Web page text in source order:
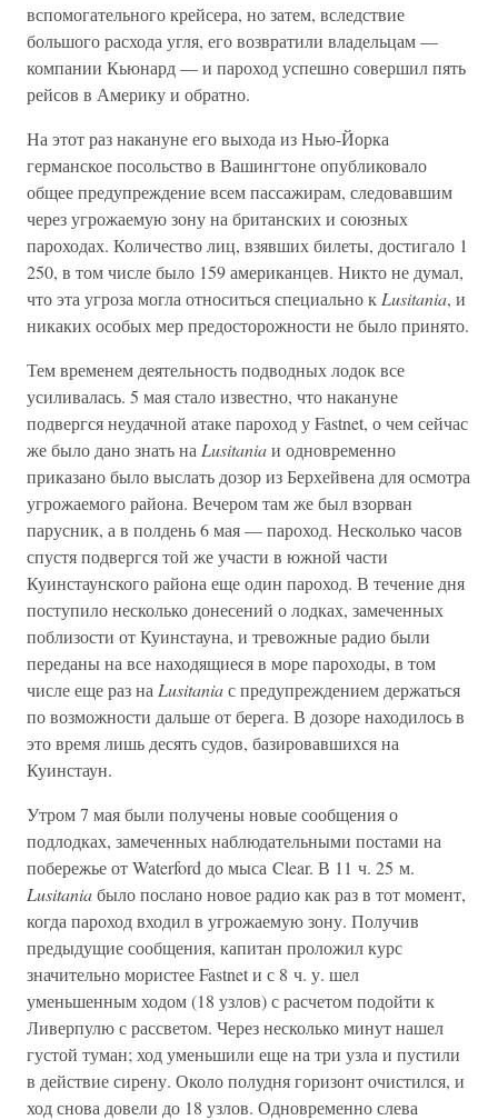
вспомогательного крейсера, но затем, вследствие
большого расхода угля, его возвратили владельцам —
компании Кьюнард — и пароход успешно совершил пять
рейсов в Америку и обратно.
На этот раз накануне его выхода из Нью-Йорка
германское посольство в Вашингтоне опубликовало
общее предупреждение всем пассажирам, следовавшим
через угрожаемую зону на британских и союзных
пароходах. Количество лиц, взявших билеты, достигало 1
250, в том числе было 159 американцев. Никто не думал,
что эта угроза могла относиться специально к Lusitania, и
никаких особых мер предосторожности не было принято.
Тем временем деятельность подводных лодок все
усиливалась. 5 мая стало известно, что накануне
подвергся неудачной атаке пароход у Fastnet, о чем сейчас
же было дано знать на Lusitaniaи одновременно
приказано было выслать дозор из Берхейвена для осмотра
угрожаемого района. Вечером там же был взорван
парусник, а в полдень 6 мая — пароход. Несколько часов
спустя подвергся той же участи в южной части
Куинстаунского района еще один пароход. В течение дня
поступило несколько донесений о лодках, замеченных
поблизости от Куинстауна, и тревожные радио были
переданы на все находящиеся в море пароходы, в том
числе еще раз на Lusitaniaс предупреждением держаться
по возможности дальше от берега. В дозоре находилось в
это время лишь десять судов, базировавшихся на
Куинстаун.
Утром 7 мая были получены новые сообщения о
подлодках, замеченных наблюдательными постами на
побережье от Waterford до мыса Clear. В 11 ч. 25 м.
Lusitaniaбыло послано новое радио как раз в тот момент,
когда пароход входил в угрожаемую зону. Получив
предыдущие сообщения, капитан проложил курс
значительно мористее Fastnet и с 8 ч. у. шел
уменьшенным ходом (18 узлов) с расчетом подойти к
Ливерпулю с рассветом. Через несколько минут нашел
густой туман; ход уменьшили еще на три узла и пустили
в действие сирену. Около полудня горизонт очистился, и
ход снова довели до 18 узлов. Одновременно слева